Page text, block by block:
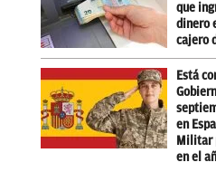
que
dinero
cajero
Está
en
Militar
en el